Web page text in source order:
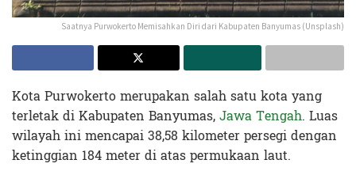
Saatnya Purwokerto Memisahkan Diri dari Kabupaten Banyumas (Unsplash)
Kota Purwokerto merupakan salah satu kota yang
terletak di Kabupaten Banyumas,Jawa Tengah. Luas
wilayah ini mencapai 38,58 kilometer persegi dengan
ketinggian 184 meter di atas permukaan laut.